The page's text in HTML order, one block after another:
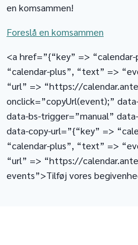
en komsammen!
Foreslå en komsammen
<a href=”{“key” =>
“calendar-plus”, “text” =>
“url” => “https://
onclick=”copyUrl(event);”
data-bs-trigger=”manual”
data-copy-url=”{“key” =>
“calendar-plus”, “text” =>
“url” => “https://
events”>Tilføj vores